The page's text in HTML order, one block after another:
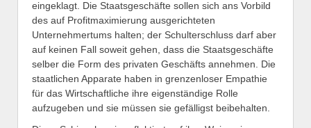
eingeklagt. Die Staatsgeschäfte sollen sich ans Vorbild
des auf Profitmaximierung ausgerichteten
Unternehmertums halten; der Schulterschluss darf aber
auf keinen Fall soweit gehen, dass die Staatsgeschäfte
selber die Form des privaten Geschäfts annehmen. Die
staatlichen Apparate haben in grenzenloser Empathie
für das Wirtschaftliche ihre eigenständige Rolle
aufzugeben und sie müssen sie gefälligst beibehalten.